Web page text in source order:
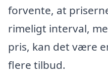
forvente, at
rimeligt interval,
pris, kan det være
flere tilbud.